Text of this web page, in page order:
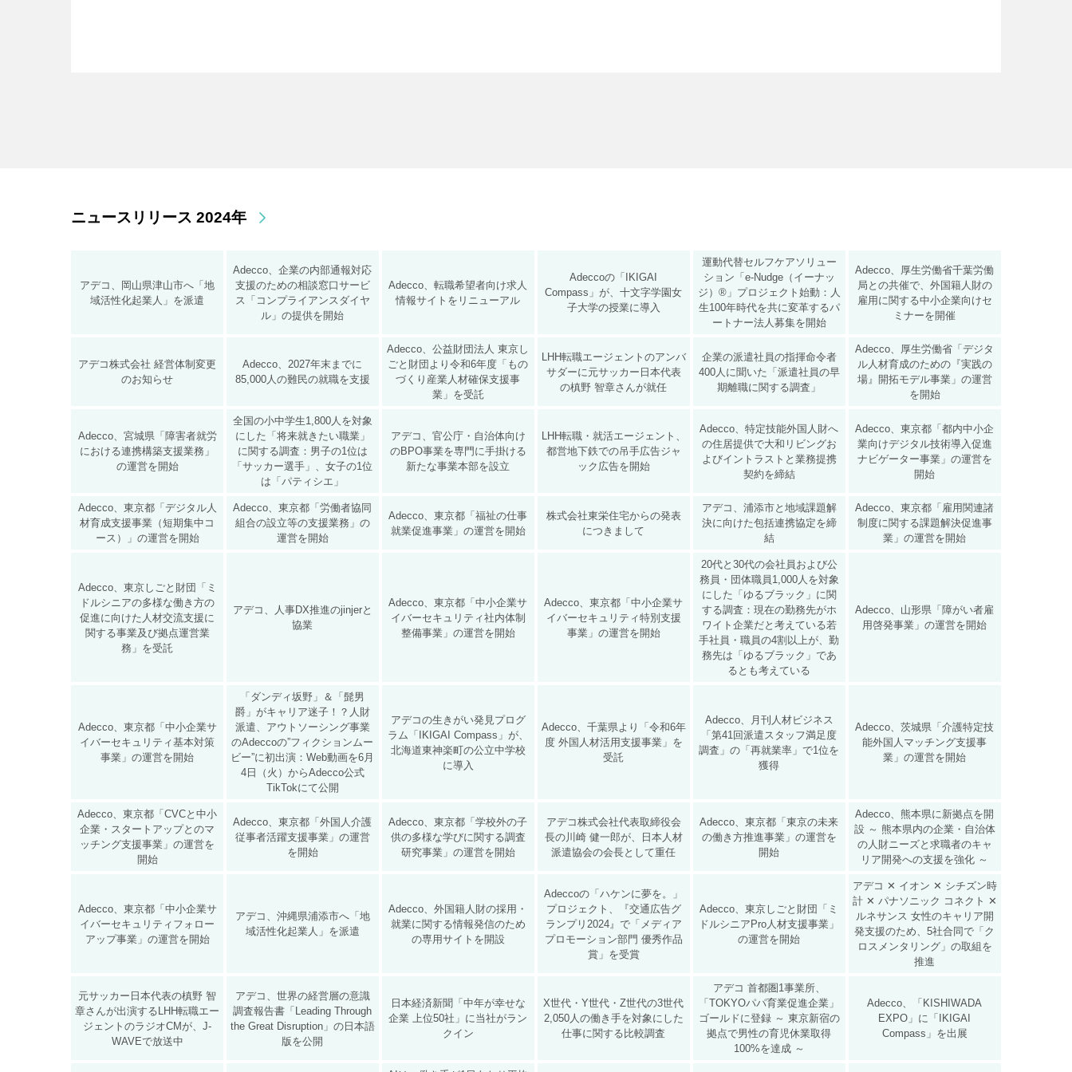
ニュースリリース 2024年
アデコ、岡山県津山市へ「地
域活性化起業人」を派遣
Adecco、企業の内部通報対応
支援のための相談窓口サービ
ス「コンプライアンスダイヤ
ル」の提供を開始
Adecco、転職希望者向け求人
情報サイトをリニューアル
Adeccoの「IKIGAI
Compass」が、十文字学園女
子大学の授業に導入
運動代替セルフケアソリュー
ション「e-Nudge（イーナッ
ジ）®」プロジェクト始動：人
生100年時代を共に変革するパ
ートナー法人募集を開始
Adecco、厚生労働省千葉労働
局との共催で、外国籍人財の
雇用に関する中小企業向けセ
ミナーを開催
アデコ株式会社 経営体制変更
のお知らせ
Adecco、2027年末までに
85,000人の難民の就職を支援
Adecco、公益財団法人 東京し
ごと財団より令和6年度「もの
づくり産業人材確保支援事
業」を受託
LHH転職エージェントのアンバ
サダーに元サッカー日本代表
の槙野 智章さんが就任
企業の派遣社員の指揮命令者
400人に聞いた「派遣社員の早
期離職に関する調査」
Adecco、厚生労働省「デジタ
ル人材育成のための『実践の
場』開拓モデル事業」の運営
を開始
Adecco、宮城県「障害者就労
における連携構築支援業務」
の運営を開始
全国の小中学生1,800人を対象
にした「将来就きたい職業」
に関する調査：男子の1位は
「サッカー選手」、女子の1位
は「パティシエ」
アデコ、官公庁・自治体向け
のBPO事業を専門に手掛ける
新たな事業本部を設立
LHH転職・就活エージェント、
都営地下鉄での吊手広告ジャ
ック広告を開始
Adecco、特定技能外国人財へ
の住居提供で大和リビングお
よびイントラストと業務提携
契約を締結
Adecco、東京都「都内中小企
業向けデジタル技術導入促進
ナビゲーター事業」の運営を
開始
Adecco、東京都「デジタル人
材育成支援事業（短期集中コ
ース）」の運営を開始
Adecco、東京都「労働者協同
組合の設立等の支援業務」の
運営を開始
Adecco、東京都「福祉の仕事
就業促進事業」の運営を開始
株式会社東栄住宅からの発表
につきまして
アデコ、浦添市と地域課題解
決に向けた包括連携協定を締
結
Adecco、東京都「雇用関連諸
制度に関する課題解決促進事
業」の運営を開始
Adecco、東京しごと財団「ミ
ドルシニアの多様な働き方の
促進に向けた人材交流支援に
関する事業及び拠点運営業
務」を受託
アデコ、人事DX推進のjinjerと
協業
Adecco、東京都「中小企業サ
イバーセキュリティ社内体制
整備事業」の運営を開始
Adecco、東京都「中小企業サ
イバーセキュリティ特別支援
事業」の運営を開始
20代と30代の会社員および公
務員・団体職員1,000人を対象
にした「ゆるブラック」に関
する調査：現在の勤務先がホ
ワイト企業だと考えている若
手社員・職員の4割以上が、勤
務先は「ゆるブラック」であ
るとも考えている
Adecco、山形県「障がい者雇
用啓発事業」の運営を開始
Adecco、東京都「中小企業サ
イバーセキュリティ基本対策
事業」の運営を開始
「ダンディ坂野」＆「髭男
爵」がキャリア迷子！？人財
派遣、アウトソーシング事業
のAdeccoの”フィクションムー
ビー”に初出演：Web動画を6月
4日（火）からAdecco公式
TikTokにて公開
アデコの生きがい発見プログ
ラム「IKIGAI Compass」が、
北海道東神楽町の公立中学校
に導入
Adecco、千葉県より「令和6年
度 外国人材活用支援事業」を
受託
Adecco、月刊人材ビジネス
「第41回派遣スタッフ満足度
調査」の「再就業率」で1位を
獲得
Adecco、茨城県「介護特定技
能外国人マッチング支援事
業」の運営を開始
Adecco、東京都「CVCと中小
企業・スタートアップとのマ
ッチング支援事業」の運営を
開始
Adecco、東京都「外国人介護
従事者活躍支援事業」の運営
を開始
Adecco、東京都「学校外の子
供の多様な学びに関する調査
研究事業」の運営を開始
アデコ株式会社代表取締役会
長の川崎 健一郎が、日本人材
派遣協会の会長として重任
Adecco、東京都「東京の未来
の働き方推進事業」の運営を
開始
Adecco、熊本県に新拠点を開
設 ～ 熊本県内の企業・自治体
の人財ニーズと求職者のキャ
リア開発への支援を強化 ～
Adecco、東京都「中小企業サ
イバーセキュリティフォロー
アップ事業」の運営を開始
アデコ、沖縄県浦添市へ「地
域活性化起業人」を派遣
Adecco、外国籍人財の採用・
就業に関する情報発信のため
の専用サイトを開設
Adeccoの「ハケンに夢を。」
プロジェクト、『交通広告グ
ランプリ2024』で「メディア
プロモーション部門 優秀作品
賞」を受賞
Adecco、東京しごと財団「ミ
ドルシニアPro人材支援事業」
の運営を開始
アデコ ✕ イオン ✕ シチズン時
計 ✕ パナソニック コネクト ✕
ルネサンス 女性のキャリア開
発支援のため、5社合同で「ク
ロスメンタリング」の取組を
推進
元サッカー日本代表の槙野 智
章さんが出演するLHH転職エー
ジェントのラジオCMが、J-
WAVEで放送中
アデコ、世界の経営層の意識
調査報告書「Leading Through
the Great Disruption」の日本語
版を公開
日本経済新聞「中年が幸せな
企業 上位50社」に当社がラン
クイン
X世代・Y世代・Z世代の3世代
2,050人の働き手を対象にした
仕事に関する比較調査
アデコ 首都圏1事業所、
「TOKYOパパ育業促進企業」
ゴールドに登録 ～ 東京新宿の
拠点で男性の育児休業取得
100%を達成 ～
Adecco、「KISHIWADA
EXPO」に「IKIGAI
Compass」を出展